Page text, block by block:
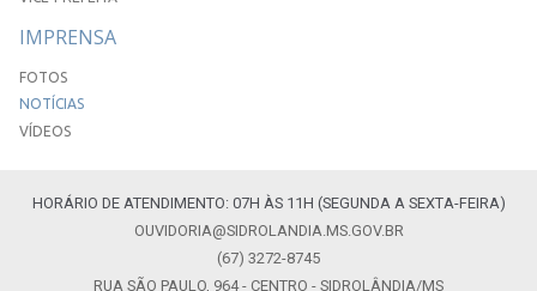
IMPRENSA
FOTOS
NOTÍCIAS
VÍDEOS
HORÁRIO DE ATENDIMENTO: 07H ÀS 11H (SEGUNDA A SEXTA-FEIRA)
OUVIDORIA@SIDROLANDIA.MS.GOV.BR
(67) 3272-8745
RUA SÃO PAULO, 964 - CENTRO - SIDROLÂNDIA/MS